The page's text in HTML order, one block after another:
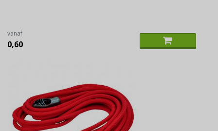
vanaf
0,60